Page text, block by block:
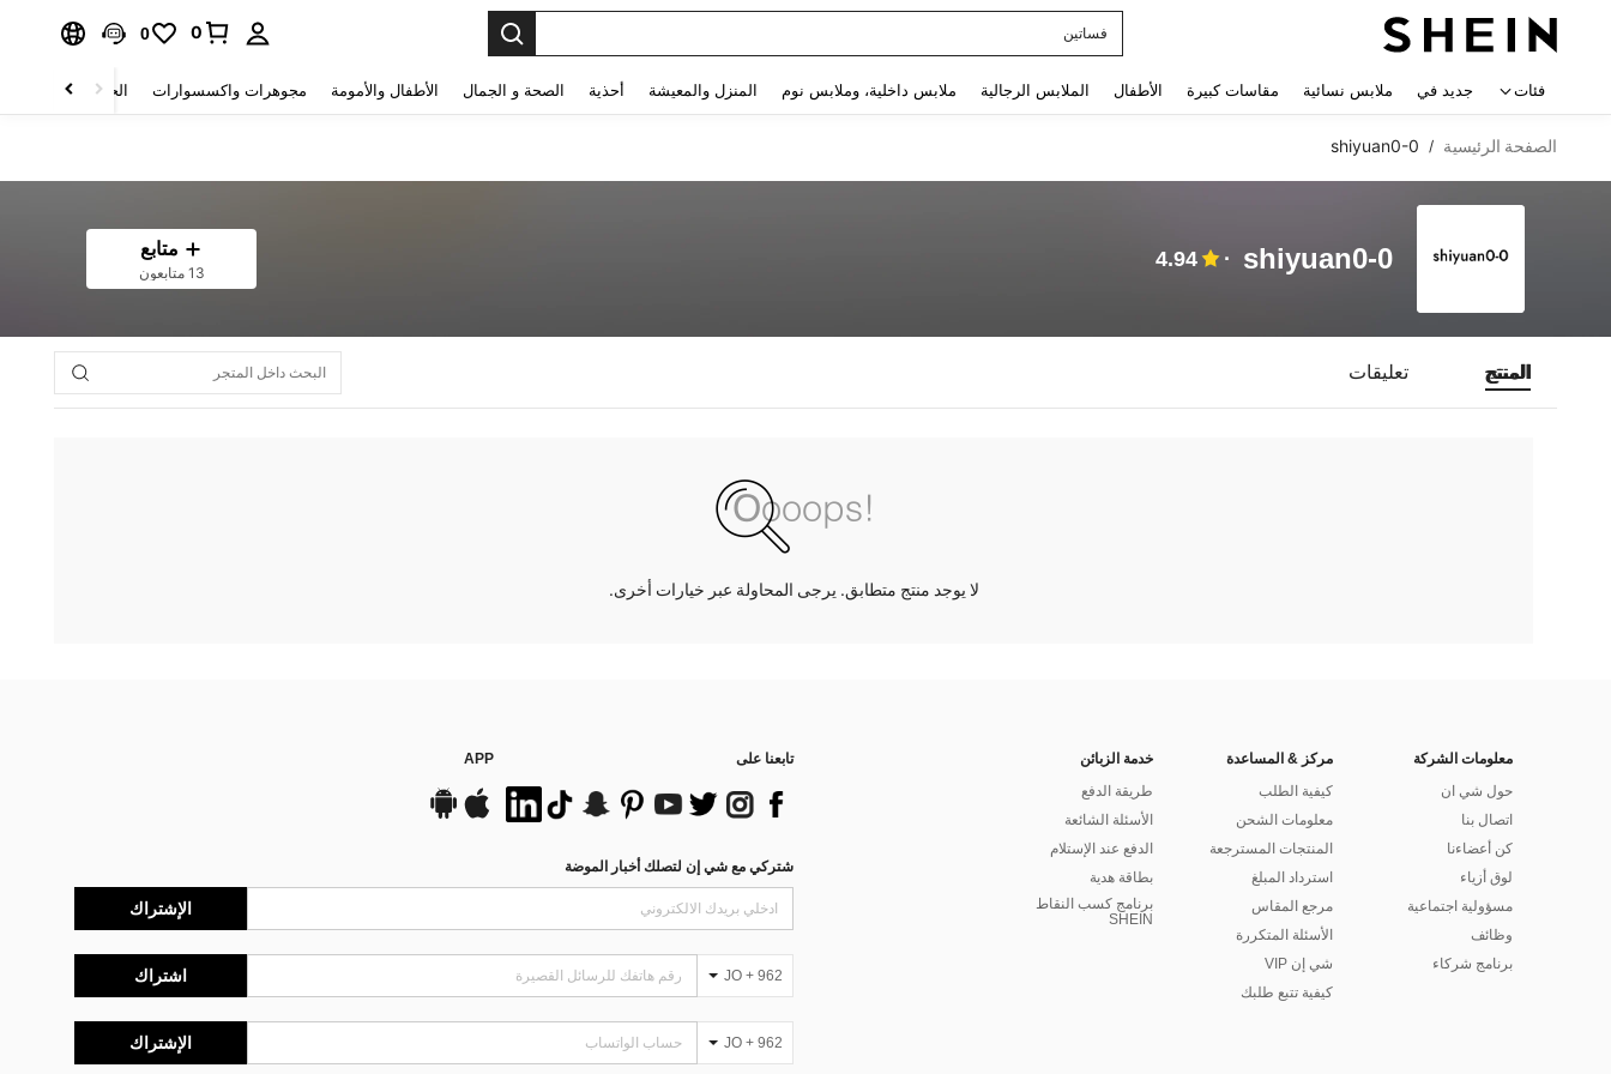
فساتين
0
0
فئات جديد في ملابس نسائية مقاسات كبيرة الأطفال الملابس الرجالية ملابس داخلية، وملابس نوم المنزل والمعيشة أحذية الصحة و الجمال الأطفال والأمومة مجوهرات واكسسوارات الحقائب والأمتعة
الصفحة الرئيسية /
shiyuan0-0
shiyuan0-0
4.94 متابع
13 متابعون
المنتج تعليقات
لا يوجد منتج متطابق. يرجى المحاولة عبر خيارات أخرى.
معلومات الشركة
حول شي ان
اتصال بنا
كن أعضاءنا
لوق أزياء
مسؤولية اجتماعية
وظائف
برنامج شركاء
مركز & المساعدة
كيفية الطلب
معلومات الشحن
المنتجات المسترجعة
استرداد المبلغ
مرجع المقاس
الأسئلة المتكررة
شي إن VIP
كيفية تتبع طلبك
خدمة الزبائن
طريقة الدفع
الأسئلة الشائعة
الدفع عند الإستلام
بطاقة هدية
برنامج كسب النقاط
SHEIN
تابعنا على APP
شتركي مع شي إن لتصلك أخبار الموضة
الإشتراك
JO + 962 اشتراك
JO + 962 الإشتراك